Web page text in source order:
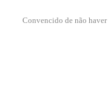
Convencido de não haver